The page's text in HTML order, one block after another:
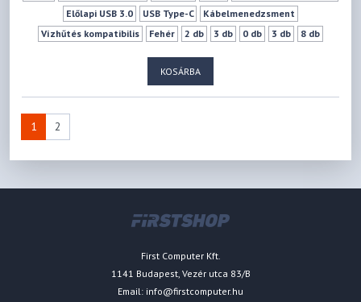
Előlapi USB 3.0
USB Type-C
Kábelmenedzsment
Vízhűtés kompatibilis
Fehér 2 db 3 db 0 db 3 db
8 db
KOSÁRBA
1 2
First Computer Kft.
1141 Budapest, Vezér utca 83/B
Email: info@firstcomputer.hu